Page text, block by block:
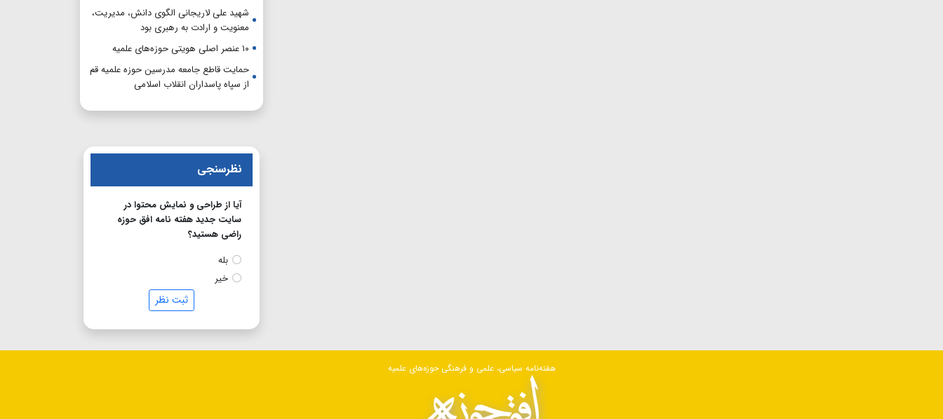
شهید علی لاریجانی الگوی دانش، مدیریت،
معنویت و ارادت به رهبری بود
۱۰ عنصر اصلی هویتی حوزه‌های علمیه
حمایت قاطع جامعه مدرسین حوزه علمیه قم
از سپاه پاسداران انقلاب اسلامی
نظرسنجی
آیا از طراحی و نمایش محتوا در
سایت جدید هفته نامه افق حوزه
راضی هستید؟
بله
خیر
ثبت نظر
هفته‌نامه سیاسی، علمی و فرهنگی حوزه‌های علمیه